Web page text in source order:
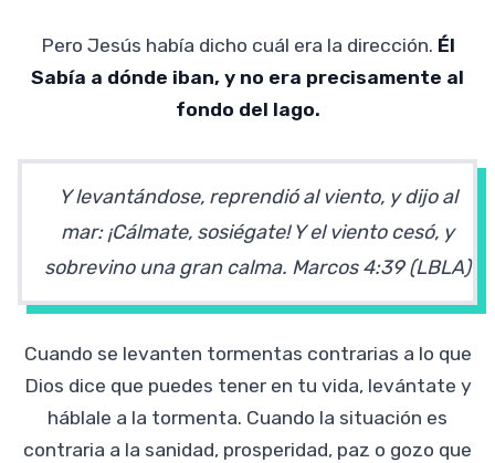
Pero Jesús había dicho cuál era la dirección. Él
Sabía a dónde iban, y no era precisamente al
fondo del lago.
Y levantándose, reprendió al viento, y dijo al
mar: ¡Cálmate, sosiégate! Y el viento cesó, y
sobrevino una gran calma. Marcos 4:39 (LBLA)
Cuando se levanten tormentas contrarias a lo que
Dios dice que puedes tener en tu vida, levántate y
háblale a la tormenta. Cuando la situación es
contraria a la sanidad, prosperidad, paz o gozo que